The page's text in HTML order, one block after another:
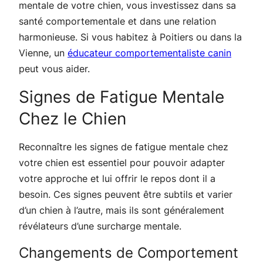
mentale de votre chien, vous investissez dans sa
santé comportementale et dans une relation
harmonieuse. Si vous habitez à Poitiers ou dans la
Vienne, un éducateur comportementaliste canin
peut vous aider.
Signes de Fatigue Mentale
Chez le Chien
Reconnaître les signes de fatigue mentale chez
votre chien est essentiel pour pouvoir adapter
votre approche et lui offrir le repos dont il a
besoin. Ces signes peuvent être subtils et varier
d’un chien à l’autre, mais ils sont généralement
révélateurs d’une surcharge mentale.
Changements de Comportement